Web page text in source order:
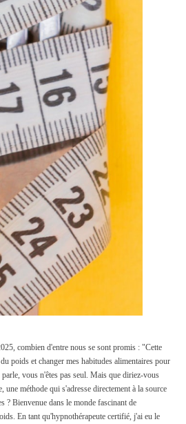
combien d'entre nous se sont promis : "Cette
poids et changer mes habitudes alimentaires pour
vous n'êtes pas seul. Mais que diriez-vous
une méthode qui s'adresse directement à la source
? Bienvenue dans le monde fascinant de
En tant qu'hypnothérapeute certifié, j'ai eu le